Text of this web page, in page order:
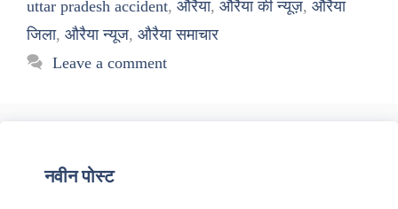
uttar pradesh accident, औरैया, औरैया की न्यूज़, औरैया
जिला, औरैया न्यूज, औरैया समाचार
Leave a comment
नवीन पोस्ट